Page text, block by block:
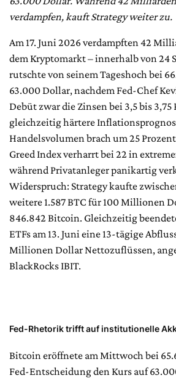
verdampfen, kauft Strategy weiter zu.
Am 17. Juni 2026 verdampften 42
dem Kryptomarkt – innerhalb von 24
rutschte von seinem Tageshoch bei
63.000 Dollar, nachdem Fed-Chef
Debüt zwar die Zinsen bei 3,5 bis
gleichzeitig härtere
Handelsvolumen brach um 25
Greed Index verharrt bei 22 in
während Privatanleger panikartig
Widerspruch: Strategy kaufte
weitere 1.587 BTC für 100 Millionen
846.842 Bitcoin. Gleichzeitig
ETFs am 13. Juni eine 13-tägige
Millionen Dollar Nettozuflüssen,
BlackRocks IBIT.
Fed-Rhetorik trifft auf institutionelle
Bitcoin eröffnete am Mittwoch bei
Fed-Entscheidung den Kurs auf